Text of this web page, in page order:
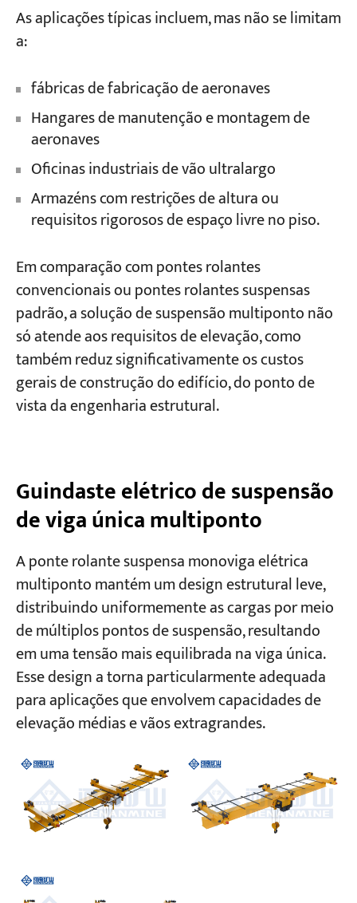
As aplicações típicas incluem, mas não se limitam
a:
fábricas de fabricação de aeronaves
Hangares de manutenção e montagem de
aeronaves
Oficinas industriais de vão ultralargo
Armazéns com restrições de altura ou
requisitos rigorosos de espaço livre no piso.
Em comparação com pontes rolantes
convencionais ou pontes rolantes suspensas
padrão, a solução de suspensão multiponto não
só atende aos requisitos de elevação, como
também reduz significativamente os custos
gerais de construção do edifício, do ponto de
vista da engenharia estrutural.
Guindaste elétrico de suspensão
de viga única multiponto
A ponte rolante suspensa monoviga elétrica
multiponto mantém um design estrutural leve,
distribuindo uniformemente as cargas por meio
de múltiplos pontos de suspensão, resultando
em uma tensão mais equilibrada na viga única.
Esse design a torna particularmente adequada
para aplicações que envolvem capacidades de
elevação médias e vãos extragrandes.